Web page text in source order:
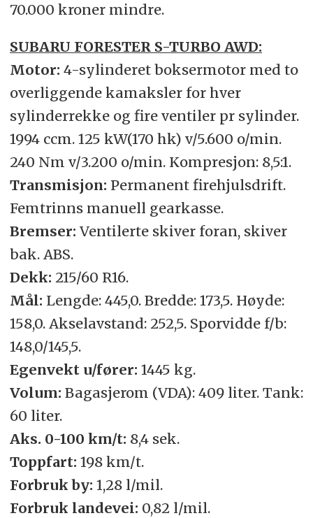
70.000 kroner mindre.
SUBARU FORESTER S-TURBO AWD:
Motor: 4-sylinderet boksermotor med to
overliggende kamaksler for hver
sylinderrekke og fire ventiler pr sylinder.
1994 ccm. 125 kW(170 hk) v/5.600 o/min.
240 Nm v/3.200 o/min. Kompresjon: 8,5:1.
Transmisjon: Permanent firehjulsdrift.
Femtrinns manuell gearkasse.
Bremser: Ventilerte skiver foran, skiver
bak. ABS.
Dekk: 215/60 R16.
Mål: Lengde: 445,0. Bredde: 173,5. Høyde:
158,0. Akselavstand: 252,5. Sporvidde f/b:
148,0/145,5.
Egenvekt u/fører: 1445 kg.
Volum: Bagasjerom (VDA): 409 liter. Tank:
60 liter.
Aks. 0-100 km/t: 8,4 sek.
Toppfart: 198 km/t.
Forbruk by: 1,28 l/mil.
Forbruk landevei: 0,82 l/mil.